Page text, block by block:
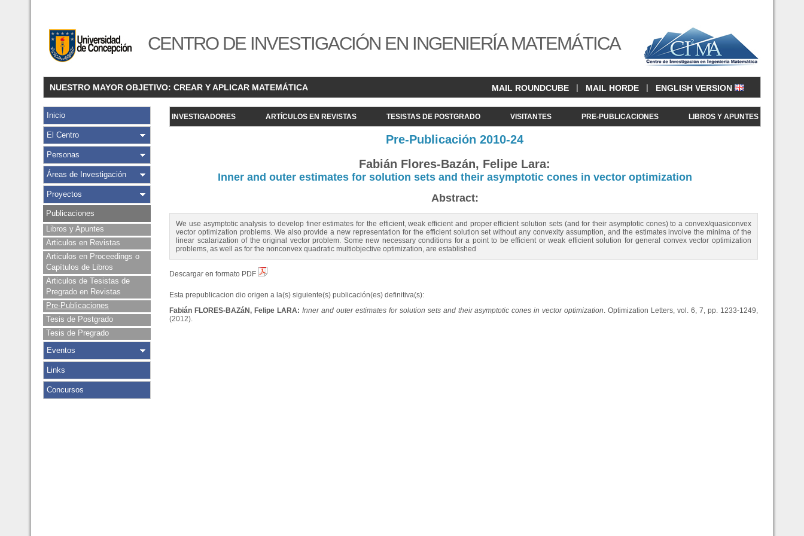
CENTRO DE INVESTIGACIÓN EN INGENIERÍA MATEMÁTICA
NUESTRO MAYOR OBJETIVO: CREAR Y APLICAR MATEMÁTICA MAIL ROUNDCUBE | MAIL HORDE | ENGLISH VERSION
Inicio
El Centro
Personas
Áreas de Investigación
Proyectos
Publicaciones
Libros y Apuntes
Articulos en Revistas
Articulos en Proceedings o
Capítulos de Libros
Articulos de Tesistas de
Pregrado en Revistas
Pre-Publicaciones
Tesis de Postgrado
Tesis de Pregrado
Eventos
Links
Concursos
INVESTIGADORES ARTÍCULOS EN REVISTAS TESISTAS DE POSTGRADO VISITANTES PRE-PUBLICACIONES LIBROS Y APUNTES
Pre-Publicación 2010-24
Fabián Flores-Bazán, Felipe Lara:
Inner and outer estimates for solution sets and their asymptotic cones in vector optimization
Abstract:
We use asymptotic analysis to develop finer estimates for the efficient, weak efficient and proper efficient solution sets (and for their asymptotic cones) to a convex/quasiconvex
vector optimization problems. We also provide a new representation for the efficient solution set without any convexity assumption, and the estimates involve the minima of the
linear scalarization of the original vector problem. Some new necessary conditions for a point to be efficient or weak efficient solution for general convex vector optimization
problems, as well as for the nonconvex quadratic multiobjective optimization, are established
Descargar en formato PDF
Esta prepublicacion dio origen a la(s) siguiente(s) publicación(es) definitiva(s):
Fabián FLORES-BAZáN, Felipe LARA: Inner and outer estimates for solution sets and their asymptotic cones in vector optimization. Optimization Letters, vol. 6, 7, pp. 1233-1249,
(2012).